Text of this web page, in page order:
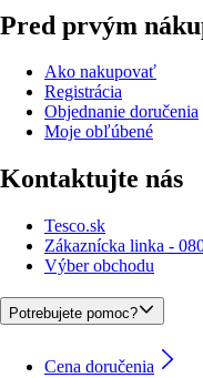
Pred prvým
Ako nakupovať
Registrácia
Objednanie doručenia
Moje obľúbené
Kontaktujte nás
Tesco.sk
Zákaznícka linka -
Výber obchodu
Potrebujete pomoc?
Cena doručenia